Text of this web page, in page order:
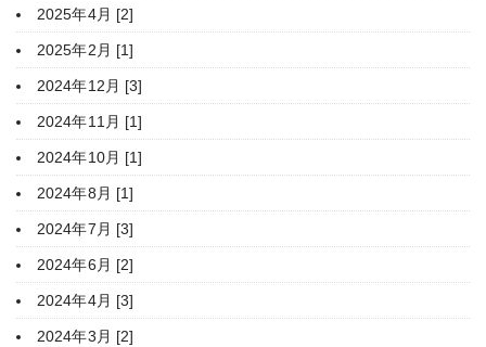
2025年4月 [2]
2025年2月 [1]
2024年12月 [3]
2024年11月 [1]
2024年10月 [1]
2024年8月 [1]
2024年7月 [3]
2024年6月 [2]
2024年4月 [3]
2024年3月 [2]